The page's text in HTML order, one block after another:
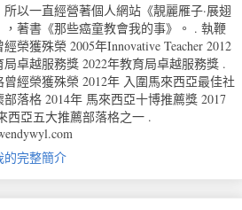
所以一直經營著個人網站《靚麗雁子·展翅
，著書《那些癌童教會我的事》。 . 執鞭
榮獲殊榮 2005年Innovative Teacher 2012
局卓越服務獎 2022年教育局卓越服務獎 .
曾經榮獲殊榮 2012年 入圍馬來西亞最佳社
部落格 2014年 馬來西亞十博推薦獎 2017
西亞五大推薦部落格之一 .
的完整簡介